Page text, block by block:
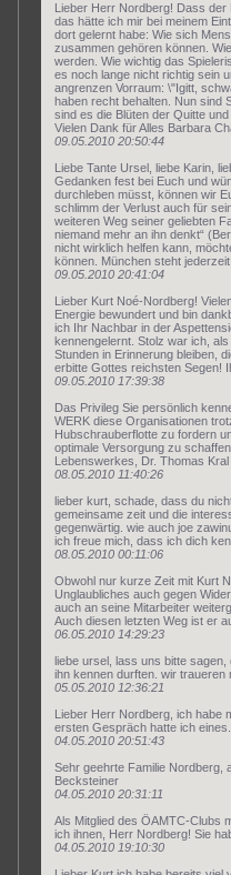
Lieber Herr Nordberg! Dass der
das hätte ich mir bei meinem
dort gelernt habe: Wie sich
zusammen gehören können.
werden. Wie wichtig das
es noch lange nicht richtig sein
angrenzen Vorraum: \"Igitt,
haben recht behalten. Nun sind
sind es die Blüten der Quitte
Vielen Dank für Alles Barbara
09.05.2010 20:50:44
Liebe Tante Ursel, liebe Karin,
Gedanken fest bei Euch und
durchleben müsst, können wir
schlimm der Verlust auch für
weiteren Weg seiner geliebten
niemand mehr an ihn denkt“
nicht wirklich helfen kann,
können. München steht
09.05.2010 20:41:04
Lieber Kurt Noé-Nordberg!
Energie bewundert und bin
ich Ihr Nachbar in der
kennengelernt. Stolz war ich,
Stunden in Erinnerung bleiben,
erbitte Gottes reichsten Segen!
09.05.2010 17:39:38
Das Privileg Sie persönlich
WERK diese Organisationen
Hubschrauberflotte zu fordern
optimale Versorgung zu
Lebenswerkes, Dr. Thomas
08.05.2010 11:40:26
lieber kurt, schade, dass du
gemeinsame zeit und die
gegenwärtig. wie auch joe
ich freue mich, dass ich dich
08.05.2010 00:11:06
Obwohl nur kurze Zeit mit Kurt
Unglaubliches auch gegen
auch an seine Mitarbeiter
Auch diesen letzten Weg ist er
06.05.2010 14:29:23
liebe ursel, lass uns bitte
ihn kennen durften. wir traueren
05.05.2010 12:36:21
Lieber Herr Nordberg, ich habe
ersten Gespräch hatte ich
04.05.2010 20:51:43
Sehr geehrte Familie Nordberg,
Becksteiner
04.05.2010 20:31:11
Als Mitglied des ÖAMTC-Clubs
ich ihnen, Herr Nordberg! Sie
04.05.2010 19:10:30